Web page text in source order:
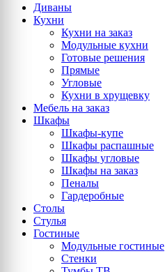
Диваны
Кухни
Кухни на заказ
Модульные кухни
Готовые решения
Прямые
Угловые
Кухни в хрущевку
Мебель на заказ
Шкафы
Шкафы-купе
Шкафы распашные
Шкафы угловые
Шкафы на заказ
Пеналы
Гардеробные
Столы
Стулья
Гостиные
Модульные гостиные
Стенки